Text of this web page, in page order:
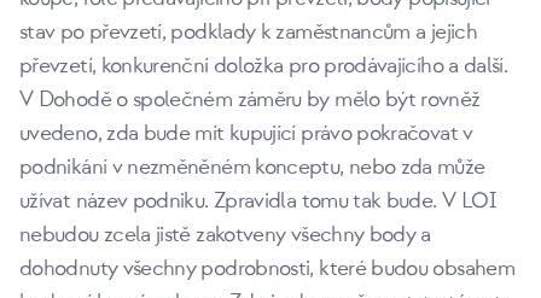
stav po převzetí, podklady k zaměstnancům a jejich
převzetí, konkurenční doložka pro prodávajícího a další.
V Dohodě o společném záměru by mělo být rovněž
uvedeno, zda bude mít kupující právo pokračovat v
podnikání v nezměněném konceptu, nebo zda může
užívat název podniku. Zpravidla tomu tak bude. V LOI
nebudou zcela jistě zakotveny všechny body a
dohodnuty všechny podrobnosti, které budou obsahem